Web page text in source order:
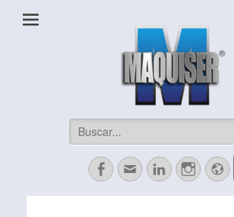
Herrajes, Automatización, Maquinados CNC y
Buscar:
Facebook
Correo
electrónico
LinkedIn